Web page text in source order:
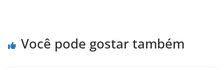
Você pode gostar também